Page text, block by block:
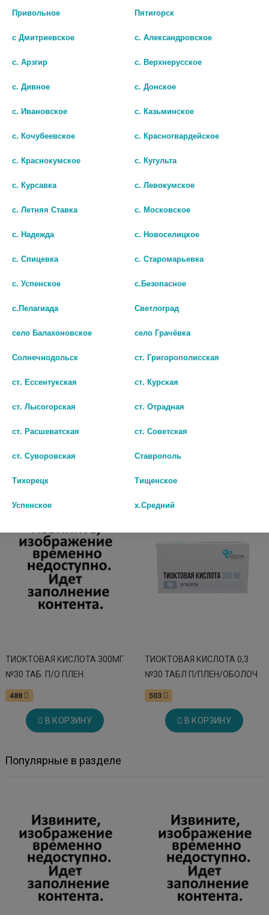
МЛ ФЛ. 50МЛ №1 (В К-ТЕ С
ПОДВЕС.СВЕТОЗАЩ.
П/О /КАНОНФАРМА/ 0853
389
В КОРЗИНУ
ОКТОЛИПЕН 300МГ. №30
ТИОКТОВАЯ К-ТА -ВИАЛ
ТИОКТОВАЯ КИСЛОТА 300МГ
№30 ТАБ. П/О ПЛЕН.
488
В КОРЗИНУ
ТИОКТОВАЯ КИСЛОТА 0,3
№30 ТАБЛ П/ПЛЕН/ОБОЛОЧ
503
В КОРЗИНУ
Популярные в разделе
Привольное Пятигорск
с Дмитриевское с. Александровское
с. Арзгир с. Верхнерусское
с. Дивное с. Донское
с. Ивановское с. Казьминское
с. Кочубеевское с. Красногвардейское
с. Краснокумское с. Кугульта
с. Курсавка с. Левокумское
с. Летняя Ставка с. Московское
с. Надежда с. Новоселицкое
с. Спицевка с. Старомарьевка
с. Успенское с.Безопасное
с.Пелагиада Светлоград
село Балахоновское село Грачёвка
Солнечнодольск ст. Григорополисская
ст. Ессентукская ст. Курская
ст. Лысогорская ст. Отрадная
ст. Расшеватская ст. Советская
ст. Суворовская Ставрополь
Тихорецк Тищенское
Успенское х.Средний